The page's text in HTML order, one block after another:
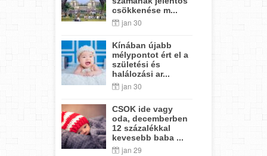
csökkenése m...
jan 30
Kínában újabb
mélypontot ért el a
születési és
halálozási ar...
jan 30
CSOK ide vagy
oda, decemberben
12 százalékkal
kevesebb baba ...
jan 29